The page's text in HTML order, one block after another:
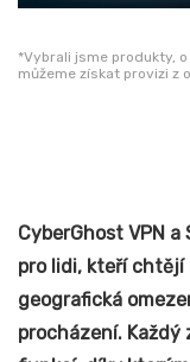
*Vybrali jsme produkty,
můžeme získat provizi z
CyberGhost VPN
pro lidi, kteří chtějí
geografická
procházení.